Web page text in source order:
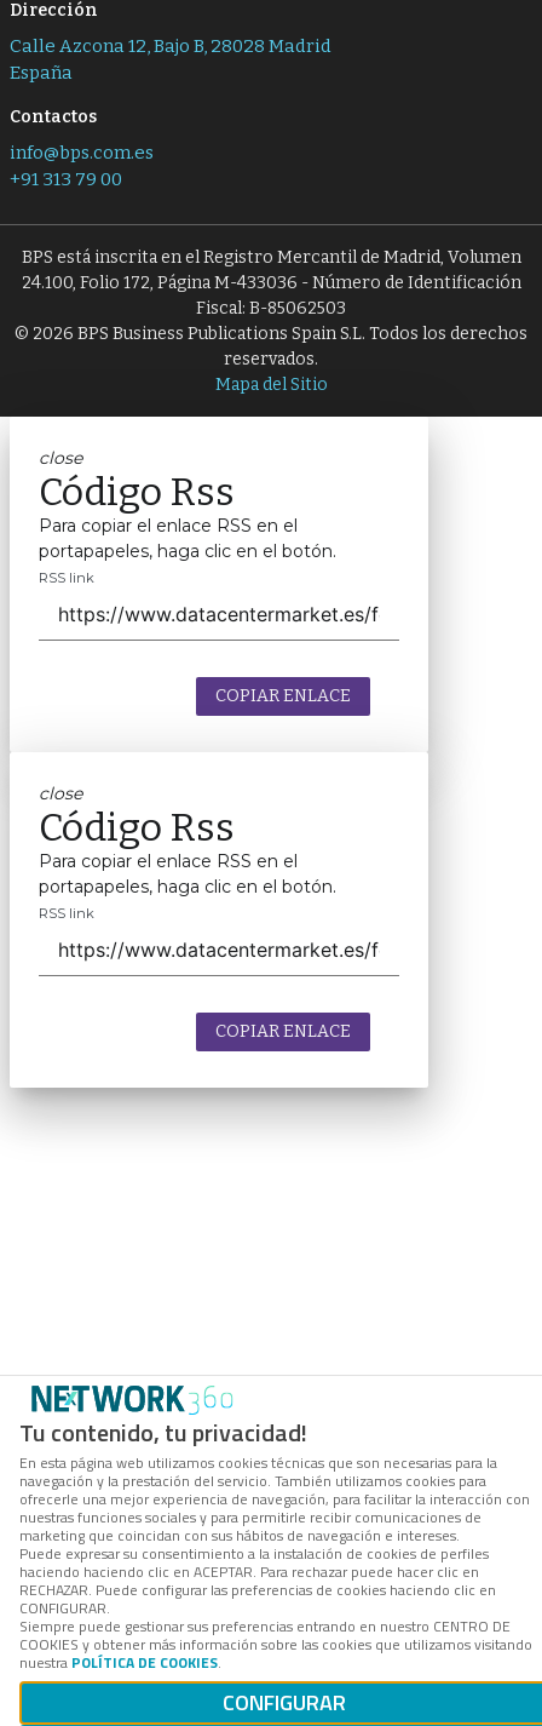
Tu contenido, tu privacidad!
En esta página web utilizamos cookies técnicas que son necesarias para la
navegación y la prestación del servicio. También utilizamos cookies para
ofrecerle una mejor experiencia de navegación, para facilitar la interacción con
nuestras funciones sociales y para permitirle recibir comunicaciones de
marketing que coincidan con sus hábitos de navegación e intereses.
Puede expresar su consentimiento a la instalación de cookies de perfiles
haciendo haciendo clic en ACEPTAR. Para rechazar puede hacer clic en
RECHAZAR. Puede configurar las preferencias de cookies haciendo clic en
CONFIGURAR.
Siempre puede gestionar sus preferencias entrando en nuestro CENTRO DE
COOKIES y obtener más información sobre las cookies que utilizamos visitando
nuestra POLÍTICA DE COOKIES.
CONFIGURAR
Dirección
Calle Azcona 12, Bajo B, 28028 Madrid
España
Contactos
info@bps.com.es
+91 313 79 00
BPS está inscrita en el Registro Mercantil de Madrid, Volumen
24.100, Folio 172, Página M-433036 - Número de Identificación
Fiscal: B-85062503
© 2026 BPS Business Publications Spain S.L. Todos los derechos
reservados.
Mapa del Sitio
close
Código Rss
Para copiar el enlace RSS en el
portapapeles, haga clic en el botón.
RSS link
COPIAR ENLACE
close
Código Rss
Para copiar el enlace RSS en el
portapapeles, haga clic en el botón.
RSS link
COPIAR ENLACE